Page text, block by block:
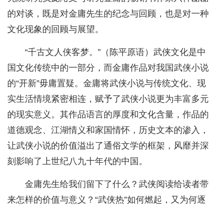
的对谈，既是对金庸先生的纪念与回顾，也是对一种
文化现象的回顾与展望。
“千古文人侠客梦。”（陈平原语）武侠文化是中
国文化传统中的一部分，而金庸作品对我国武侠小说
的“开新”毋庸置疑。金庸将武侠小说与传统文化、现
实生活情境紧密相连，赋予了武侠小说更为丰富多元
的现实意义。其作品语言的厚度和文化含量，作品的
道德观念、江湖情义和家国情怀，历史文本的渗入，
让武侠小说的价值溢出了通俗文学的框架，风靡并深
刻影响了上世纪八九十年代的中国。
金庸先生给我们留下了什么？武侠阅读给读者带
来怎样的价值与意义？“武侠热”如何燃起，又为何逐